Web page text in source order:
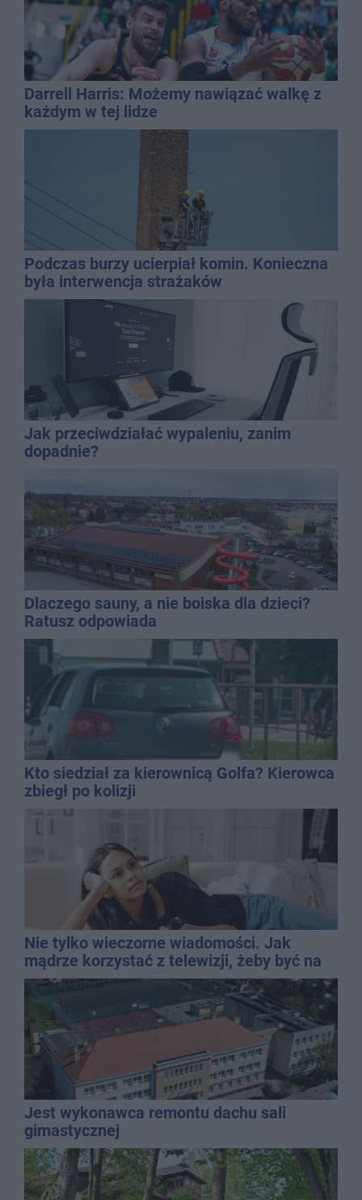
Darrell Harris: Możemy nawiązać walkę z
każdym w tej lidze
Podczas burzy ucierpiał komin. Konieczna
była interwencja strażaków
Jak przeciwdziałać wypaleniu, zanim
dopadnie?
Dlaczego sauny, a nie boiska dla dzieci?
Ratusz odpowiada
Kto siedział za kierownicą Golfa? Kierowca
zbiegł po kolizji
Nie tylko wieczorne wiadomości. Jak
mądrze korzystać z telewizji, żeby być na
bieżąco, ale nie żyć w informacyjnym
chaosie?
Jest wykonawca remontu dachu sali
gimastycznej